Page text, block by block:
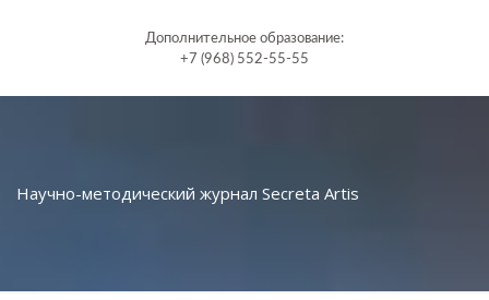
Дополнительное образование:
+7 (968) 552-55-55
Научно-методический журнал Secreta Artis